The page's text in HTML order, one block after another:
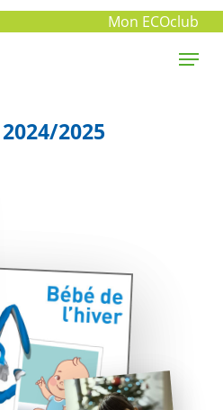
Mon ECOclub
Menu
2025
Close